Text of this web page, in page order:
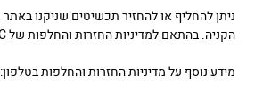
הקניה. בהתאם למדיניות החזרות והחלפות של IDC
מידע נוסף על מדיניות החזרות והחלפות בטלפון: 03-5757979